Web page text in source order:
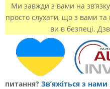
Ми завжди з вами на
просто слухати, що з вами
ви в безпеці.
питання? Зв’яжіться з